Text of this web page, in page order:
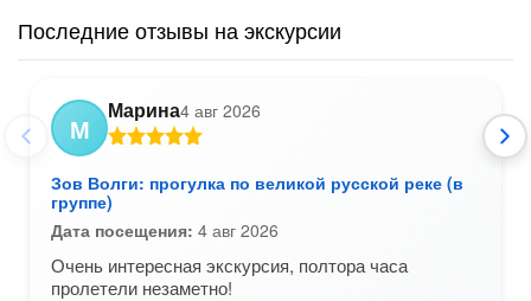
Последние отзывы на экскурсии
М
Марина4 авг 2026
Зов Волги: прогулка по великой русской реке (в
группе)
Дата посещения: 4 авг 2026
Очень интересная экскурсия, полтора часа
пролетели незаметно!